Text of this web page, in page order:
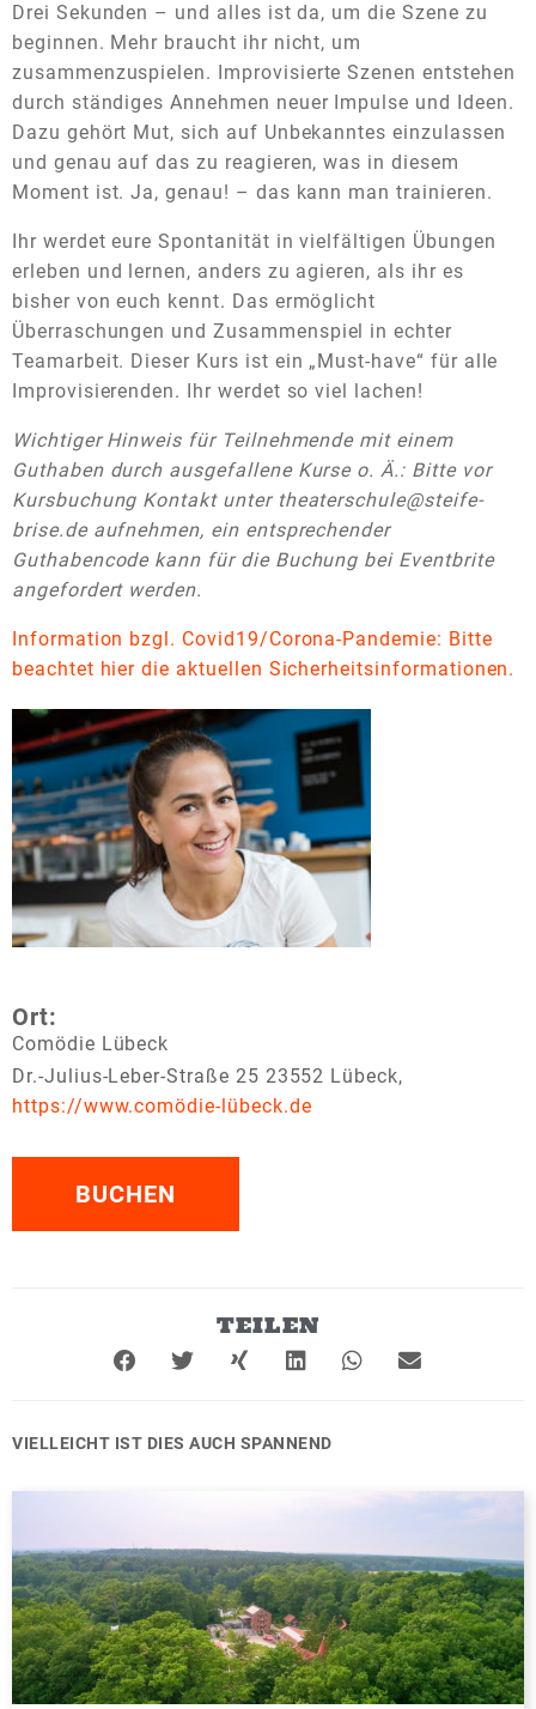
Drei Sekunden – und alles ist da, um die Szene zu
beginnen. Mehr braucht ihr nicht, um
zusammenzuspielen. Improvisierte Szenen entstehen
durch ständiges Annehmen neuer Impulse und Ideen.
Dazu gehört Mut, sich auf Unbekanntes einzulassen
und genau auf das zu reagieren, was in diesem
Moment ist. Ja, genau! – das kann man trainieren.
Ihr werdet eure Spontanität in vielfältigen Übungen
erleben und lernen, anders zu agieren, als ihr es
bisher von euch kennt. Das ermöglicht
Überraschungen und Zusammenspiel in echter
Teamarbeit. Dieser Kurs ist ein „Must-have“ für alle
Improvisierenden. Ihr werdet so viel lachen!
Wichtiger Hinweis für Teilnehmende mit einem
Guthaben durch ausgefallene Kurse o. Ä.: Bitte vor
Kursbuchung Kontakt unter theaterschule@steife-
brise.de aufnehmen, ein entsprechender
Guthabencode kann für die Buchung bei Eventbrite
angefordert werden.
Information bzgl. Covid19/Corona-Pandemie: Bitte
beachtet hier die aktuellen Sicherheitsinformationen.
Ort:
Comödie Lübeck
Dr.-Julius-Leber-Straße 25 23552 Lübeck,
https://www.comödie-lübeck.de
BUCHEN
TEILEN
VIELLEICHT IST DIES AUCH SPANNEND